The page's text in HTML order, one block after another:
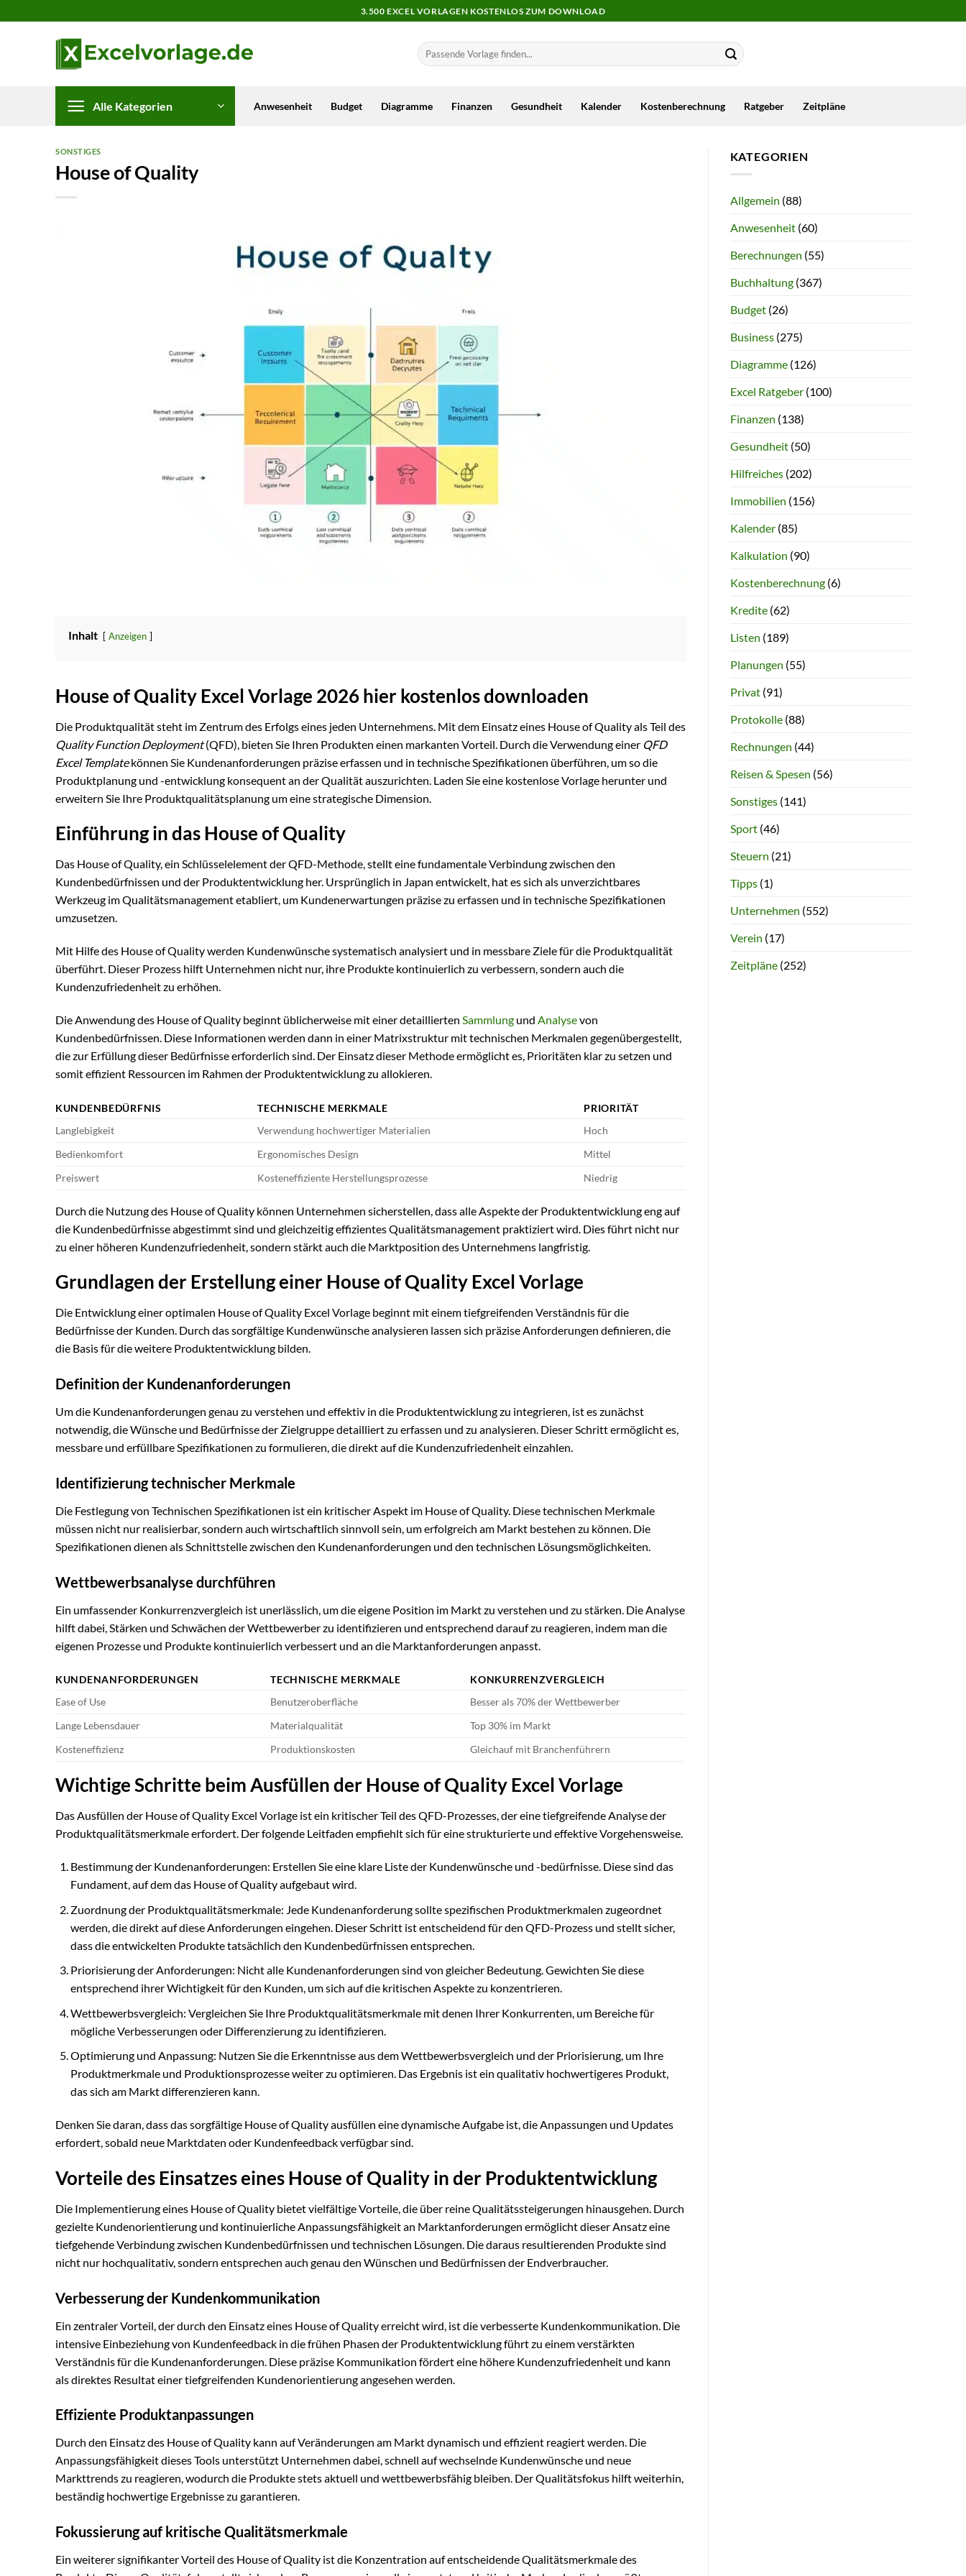
Inhalt
3.500 EXCEL VORLAGEN KOSTENLOS ZUM DOWNLOAD
Alle Kategorien Anwesenheit Budget Diagramme Finanzen Gesundheit Kalender Kostenberechnung Ratgeber Zeitpläne
SONSTIGES
House of Quality
Inhalt Anzeigen
House of Quality Excel Vorlage 2026 hier kostenlos downloaden
Die Produktqualität steht im Zentrum des Erfolgs eines jeden Unternehmens. Mit dem Einsatz eines House of Quality als Teil des
Quality Function Deployment(QFD), bieten Sie Ihren Produkten einen markanten Vorteil. Durch die Verwendung einer QFD
Excel Templatekönnen Sie Kundenanforderungen präzise erfassen und in technische Spezifikationen überführen, um so die
Produktplanung und -entwicklung konsequent an der Qualität auszurichten. Laden Sie eine kostenlose Vorlage herunter und
erweitern Sie Ihre Produktqualitätsplanung um eine strategische Dimension.
Einführung in das House of Quality
Das House of Quality, ein Schlüsselelement der QFD-Methode, stellt eine fundamentale Verbindung zwischen den
Kundenbedürfnissen und der Produktentwicklung her. Ursprünglich in Japan entwickelt, hat es sich als unverzichtbares
Werkzeug im Qualitätsmanagement etabliert, um Kundenerwartungen präzise zu erfassen und in technische Spezifikationen
umzusetzen.
Mit Hilfe des House of Quality werden Kundenwünsche systematisch analysiert und in messbare Ziele für die Produktqualität
überführt. Dieser Prozess hilft Unternehmen nicht nur, ihre Produkte kontinuierlich zu verbessern, sondern auch die
Kundenzufriedenheit zu erhöhen.
Die Anwendung des House of Quality beginnt üblicherweise mit einer detaillierten Sammlung und Analysevon
Kundenbedürfnissen. Diese Informationen werden dann in einer Matrixstruktur mit technischen Merkmalen gegenübergestellt,
die zur Erfüllung dieser Bedürfnisse erforderlich sind. Der Einsatz dieser Methode ermöglicht es, Prioritäten klar zu setzen und
somit effizient Ressourcen im Rahmen der Produktentwicklung zu allokieren.
KUNDENBEDÜRFNIS TECHNISCHE MERKMALE
PRIORITÄT
Langlebigkeit
Verwendung hochwertiger Materialien
Hoch
Bedienkomfort
Ergonomisches Design
Mittel
Preiswert
Kosteneffiziente Herstellungsprozesse Niedrig
Durch die Nutzung des House of Quality können Unternehmen sicherstellen, dass alle Aspekte der Produktentwicklung eng auf
die Kundenbedürfnisse abgestimmt sind und gleichzeitig effizientes Qualitätsmanagement praktiziert wird. Dies führt nicht nur
zu einer höheren Kundenzufriedenheit, sondern stärkt auch die Marktposition des Unternehmens langfristig.
Grundlagen der Erstellung einer House of Quality Excel Vorlage
Die Entwicklung einer optimalen House of Quality Excel Vorlage beginnt mit einem tiefgreifenden Verständnis für die
Bedürfnisse der Kunden. Durch das sorgfältige Kundenwünsche analysieren lassen sich präzise Anforderungen definieren, die
die Basis für die weitere Produktentwicklung bilden.
Definition der Kundenanforderungen
Um die Kundenanforderungen genau zu verstehen und effektiv in die Produktentwicklung zu integrieren, ist es zunächst
notwendig, die Wünsche und Bedürfnisse der Zielgruppe detailliert zu erfassen und zu analysieren. Dieser Schritt ermöglicht es,
messbare und erfüllbare Spezifikationen zu formulieren, die direkt auf die Kundenzufriedenheit einzahlen.
Identifizierung technischer Merkmale
Die Festlegung von Technischen Spezifikationen ist ein kritischer Aspekt im House of Quality. Diese technischen Merkmale
müssen nicht nur realisierbar, sondern auch wirtschaftlich sinnvoll sein, um erfolgreich am Markt bestehen zu können. Die
Spezifikationen dienen als Schnittstelle zwischen den Kundenanforderungen und den technischen Lösungsmöglichkeiten.
Wettbewerbsanalyse durchführen
Ein umfassender Konkurrenzvergleich ist unerlässlich, um die eigene Position im Markt zu verstehen und zu stärken. Die Analyse
hilft dabei, Stärken und Schwächen der Wettbewerber zu identifizieren und entsprechend darauf zu reagieren, indem man die
eigenen Prozesse und Produkte kontinuierlich verbessert und an die Marktanforderungen anpasst.
KUNDENANFORDERUNGEN TECHNISCHE MERKMALE
KONKURRENZVERGLEICH
Ease of Use
Benutzeroberfläche
Besser als 70% der Wettbewerber
Lange Lebensdauer
Materialqualität
Top 30% im Markt
Kosteneffizienz
Produktionskosten Gleichauf mit Branchenführern
Wichtige Schritte beim Ausfüllen der House of Quality Excel Vorlage
Das Ausfüllen der House of Quality Excel Vorlage ist ein kritischer Teil des QFD-Prozesses, der eine tiefgreifende Analyse der
Produktqualitätsmerkmale erfordert. Der folgende Leitfaden empfiehlt sich für eine strukturierte und effektive Vorgehensweise.
Bestimmung der Kundenanforderungen: Erstellen Sie eine klare Liste der Kundenwünsche und -bedürfnisse. Diese sind das
Fundament, auf dem das House of Quality aufgebaut wird.
Zuordnung der Produktqualitätsmerkmale: Jede Kundenanforderung sollte spezifischen Produktmerkmalen zugeordnet
werden, die direkt auf diese Anforderungen eingehen. Dieser Schritt ist entscheidend für den QFD-Prozess und stellt sicher,
dass die entwickelten Produkte tatsächlich den Kundenbedürfnissen entsprechen.
Priorisierung der Anforderungen: Nicht alle Kundenanforderungen sind von gleicher Bedeutung. Gewichten Sie diese
entsprechend ihrer Wichtigkeit für den Kunden, um sich auf die kritischen Aspekte zu konzentrieren.
Wettbewerbsvergleich: Vergleichen Sie Ihre Produktqualitätsmerkmale mit denen Ihrer Konkurrenten, um Bereiche für
mögliche Verbesserungen oder Differenzierung zu identifizieren.
Optimierung und Anpassung: Nutzen Sie die Erkenntnisse aus dem Wettbewerbsvergleich und der Priorisierung, um Ihre
Produktmerkmale und Produktionsprozesse weiter zu optimieren. Das Ergebnis ist ein qualitativ hochwertigeres Produkt,
das sich am Markt differenzieren kann.
Denken Sie daran, dass das sorgfältige House of Quality ausfüllen eine dynamische Aufgabe ist, die Anpassungen und Updates
erfordert, sobald neue Marktdaten oder Kundenfeedback verfügbar sind.
Vorteile des Einsatzes eines House of Quality in der Produktentwicklung
Die Implementierung eines House of Quality bietet vielfältige Vorteile, die über reine Qualitätssteigerungen hinausgehen. Durch
gezielte Kundenorientierung und kontinuierliche Anpassungsfähigkeit an Marktanforderungen ermöglicht dieser Ansatz eine
tiefgehende Verbindung zwischen Kundenbedürfnissen und technischen Lösungen. Die daraus resultierenden Produkte sind
nicht nur hochqualitativ, sondern entsprechen auch genau den Wünschen und Bedürfnissen der Endverbraucher.
Verbesserung der Kundenkommunikation
Ein zentraler Vorteil, der durch den Einsatz eines House of Quality erreicht wird, ist die verbesserte Kundenkommunikation. Die
intensive Einbeziehung von Kundenfeedback in die frühen Phasen der Produktentwicklung führt zu einem verstärkten
Verständnis für die Kundenanforderungen. Diese präzise Kommunikation fördert eine höhere Kundenzufriedenheit und kann
als direktes Resultat einer tiefgreifenden Kundenorientierung angesehen werden.
Effiziente Produktanpassungen
Durch den Einsatz des House of Quality kann auf Veränderungen am Markt dynamisch und effizient reagiert werden. Die
Anpassungsfähigkeit dieses Tools unterstützt Unternehmen dabei, schnell auf wechselnde Kundenwünsche und neue
Markttrends zu reagieren, wodurch die Produkte stets aktuell und wettbewerbsfähig bleiben. Der Qualitätsfokus hilft weiterhin,
beständig hochwertige Ergebnisse zu garantieren.
Fokussierung auf kritische Qualitätsmerkmale
Ein weiterer signifikanter Vorteil des House of Quality ist die Konzentration auf entscheidende Qualitätsmerkmale des
KATEGORIEN
Allgemein (88)
Anwesenheit(60)
Berechnungen (55)
Buchhaltung(367)
Budget(26)
Business(275)
Diagramme(126)
Excel Ratgeber(100)
Finanzen (138)
Gesundheit(50)
Hilfreiches(202)
Immobilien (156)
Kalender(85)
Kalkulation (90)
Kostenberechnung(6)
Kredite(62)
Listen (189)
Planungen (55)
Privat(91)
Protokolle(88)
Rechnungen (44)
Reisen & Spesen (56)
Sonstiges(141)
Sport(46)
Steuern (21)
Tipps(1)
Unternehmen (552)
Verein (17)
Zeitpläne(252)